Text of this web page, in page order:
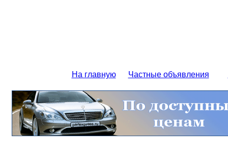
На главную Частные объявления